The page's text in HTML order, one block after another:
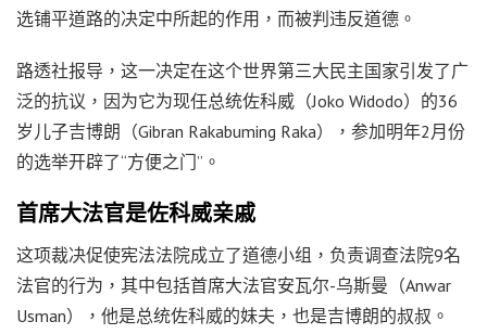
选铺平道路的决定中所起的作用，而被判违反道德。
路透社报导，这一决定在这个世界第三大民主国家引发了广
泛的抗议，因为它为现任总统佐科威（Joko Widodo）的36
岁儿子吉博朗（Gibran Rakabuming Raka），参加明年2月份
的选举开辟了“方便之门”。
首席大法官是佐科威亲戚
这项裁决促使宪法法院成立了道德小组，负责调查法院9名
法官的行为，其中包括首席大法官安瓦尔-乌斯曼（Anwar
Usman），他是总统佐科威的妹夫，也是吉博朗的叔叔。